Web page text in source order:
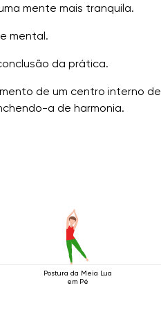
mente mais tranquila.
mental.
da prática.
de um centro interno
a de harmonia.
Postura da Meia Lua
em Pé